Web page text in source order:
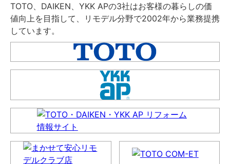
TOTO、DAIKEN、YKK APの3社はお客様の暮らしの価
値向上を目指して、リモデル分野で2002年から業務提携
しています。